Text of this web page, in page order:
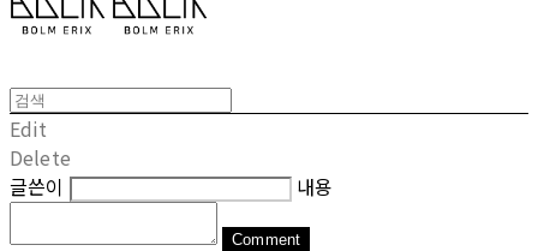
Edit
Delete
글쓴이
내용
Comment